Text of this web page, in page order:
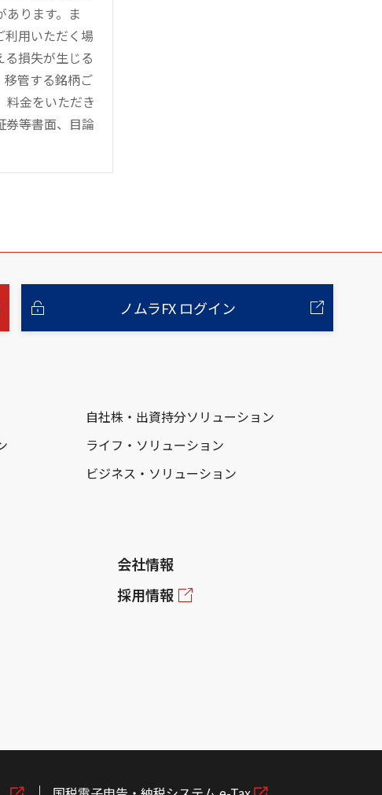
ります。ま
利用いただく場
損失が生じる
管する銘柄ご
料金をいただき
券等書面、目論
ノムラFX ログイン
自社株・出資持分ソリューション
ライフ・ソリューション
ビジネス・ソリューション
会社情報
採用情報